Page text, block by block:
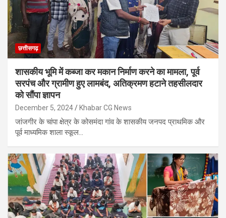
छत्तीसगढ़
शासकीय भूमि में कब्जा कर मकान निर्माण करने का मामला, पूर्व
सरपंच और ग्रामीण हुए लामबंद, अतिक्रमण हटाने तहसीलदार
को सौंपा ज्ञापन
December 5, 2024 Khabar CG News
जांजगीर के चांपा क्षेत्र के कोसमंदा गांव के शासकीय जनपद प्राथमिक और
पूर्व माध्यमिक शाला स्कूल…